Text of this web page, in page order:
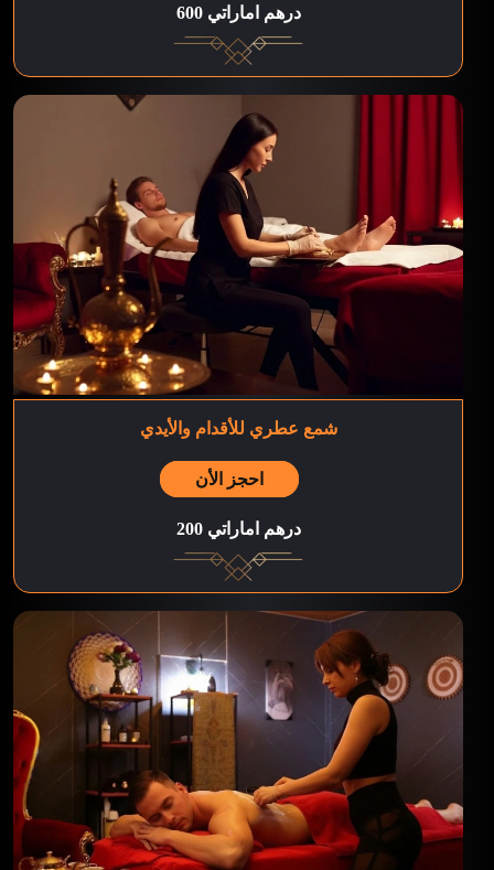
600 درهم اماراتي
شمع عطري للأقدام والأيدي
احجز الأن
200 درهم اماراتي